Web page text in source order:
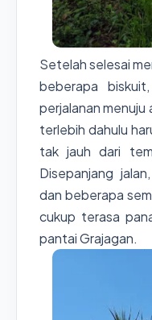
Setelah selesai
beberapa
perjalanan menuju
terlebih dahulu
tak jauh dari
Disepanjang
dan beberapa
cukup terasa
pantai Grajagan.